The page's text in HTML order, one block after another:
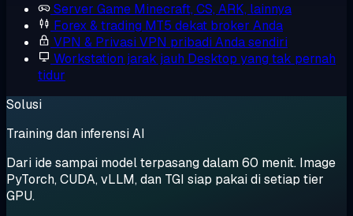
Server Game Minecraft, CS, ARK, lainnya
Forex & trading MT5 dekat broker Anda
VPN & Privasi VPN pribadi Anda sendiri
Workstation jarak jauh Desktop yang tak pernah
tidur
Solusi
Training dan inferensi AI
Dari ide sampai model terpasang dalam 60 menit. Image
PyTorch, CUDA, vLLM, dan TGI siap pakai di setiap tier
GPU.